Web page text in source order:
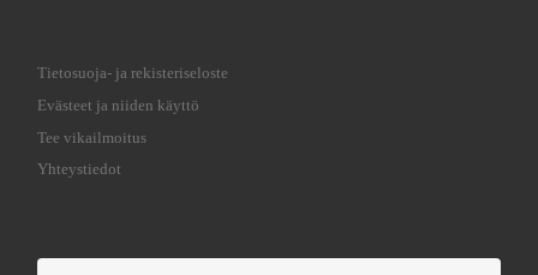
Tietosuoja- ja rekisteriseloste
Evästeet ja niiden käyttö
Tee vikailmoitus
Yhteystiedot